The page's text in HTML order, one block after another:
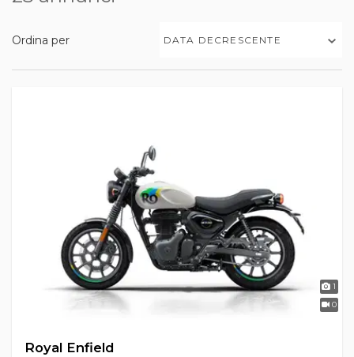
Ordina per DATA DECRESCENTE
1
0
Royal Enfield